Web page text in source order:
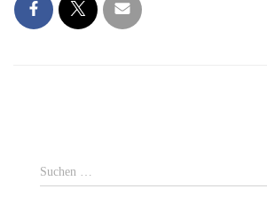
S
u
Suchen …